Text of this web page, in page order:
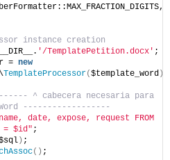
instance creation
'/TemplatePetition.docx' ;
= new
TemplateProcessor($template_word )
^ cabecera necesaria para
------------------
date, expose, request FROM
= $id" ;
) ;
() ;